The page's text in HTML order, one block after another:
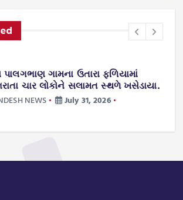
પાલગભાણ ગામના ઉતારા ફળિયામાં
ચાર લોકોને સલામત સ્થળે ખસેડાયા.
NEWS
July 31, 2026